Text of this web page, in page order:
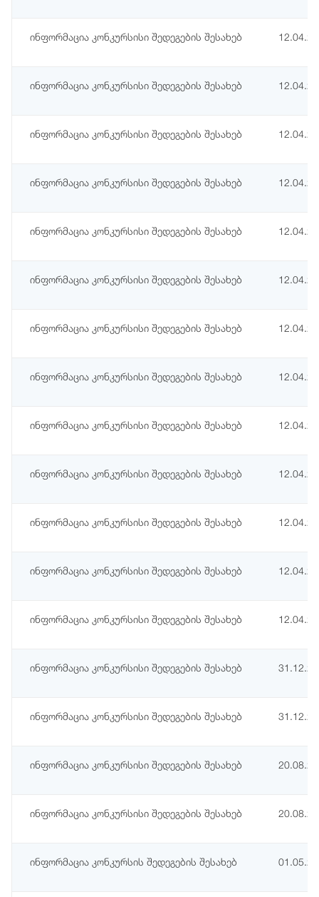
ინფორმაცია კონკურსისი შედეგების შესახებ
ინფორმაცია კონკურსისი შედეგების შესახებ
ინფორმაცია კონკურსისი შედეგების შესახებ
ინფორმაცია კონკურსისი შედეგების შესახებ
ინფორმაცია კონკურსისი შედეგების შესახებ
ინფორმაცია კონკურსისი შედეგების შესახებ
ინფორმაცია კონკურსისი შედეგების შესახებ
ინფორმაცია კონკურსისი შედეგების შესახებ
ინფორმაცია კონკურსისი შედეგების შესახებ
ინფორმაცია კონკურსისი შედეგების შესახებ
ინფორმაცია კონკურსისი შედეგების შესახებ
ინფორმაცია კონკურსისი შედეგების შესახებ
ინფორმაცია კონკურსისი შედეგების შესახებ
ინფორმაცია კონკურსისი შედეგების შესახებ
ინფორმაცია კონკურსისი შედეგების შესახებ
ინფორმაცია კონკურსისი შედეგების შესახებ
ინფორმაცია კონკურსისი შედეგების შესახებ
ინფორმაცია კონკურსის შედეგების შესახებ